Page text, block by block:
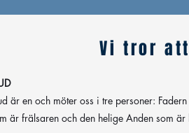
​Vi tror
är en och möter oss i tre personer:
är frälsaren och den helige Anden som är